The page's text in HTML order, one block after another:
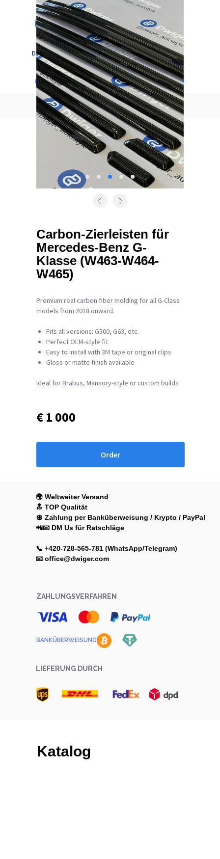
CZ
|
Dienstleistungen Kontakte
Blog
Katalog
|RU
EN
Zurück zum Katalog
Carbon-Zierleisten für
Mercedes-Benz G-
Klasse (W463-W464-
W465)
€ 1 000
Order
Premium real carbon fiber molding for all G-Class
models from 2018 onward.
Fits all versions: G500, G63, etc.
Perfect OEM-style fit
Easy to install with 3M tape or original clips
Gloss or matte finish available
Ideal for Brabus, Mansory-style or custom builds
🌍 Weltweiter Versand
🔝 TOP Qualität
💲 Zahlung per Banküberweisung / Krypto / PayPal
📲📧 DM Us für Ratschläge
📞 +420-728-565-781 (WhatsApp/Telegram)
📧 office@dwiger.com
BANKÜBERWEISUNG
LIEFERUNG DURCH
ZAHLUNGSVERFAHREN
Katalog